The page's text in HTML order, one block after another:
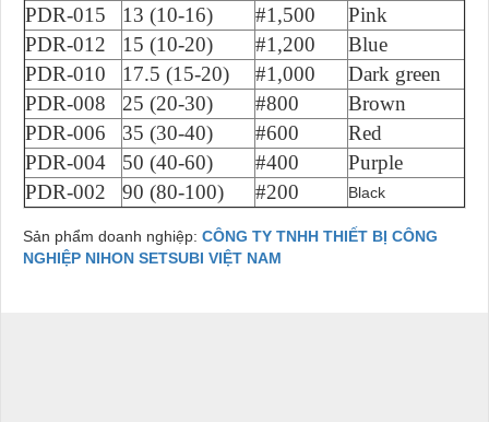
PDR-015
13 (10-16) #1,500
Pink
PDR-012
15 (10-20) #1,200
Blue
PDR-010
17.5 (15-20) #1,000
Dark green
PDR-008
25 (20-30) #800
Brown
PDR-006
35 (30-40) #600
Red
PDR-004
50 (40-60) #400
Purple
PDR-002
90 (80-100) #200 Black
Sản phẩm doanh nghiệp: CÔNG TY TNHH THIẾT BỊ CÔNG
NGHIỆP NIHON SETSUBI VIỆT NAM